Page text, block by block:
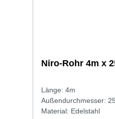
Niro-Rohr 4m x
Länge: 4m
Außendurchmesser:
Material: Edelstahl